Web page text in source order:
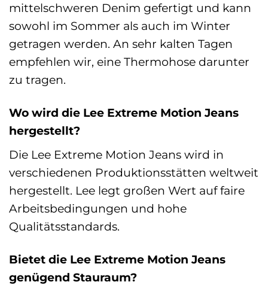
mittelschweren Denim gefertigt und kann
sowohl im Sommer als auch im Winter
getragen werden. An sehr kalten Tagen
empfehlen wir, eine Thermohose darunter
zu tragen.
Wo wird die Lee Extreme Motion Jeans
hergestellt?
Die Lee Extreme Motion Jeans wird in
verschiedenen Produktionsstätten weltweit
hergestellt. Lee legt großen Wert auf faire
Arbeitsbedingungen und hohe
Qualitätsstandards.
Bietet die Lee Extreme Motion Jeans
genügend Stauraum?